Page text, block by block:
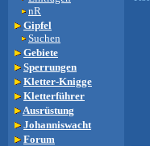
nR
Gipfel
Suchen
Gebiete
Sperrungen
Kletter-Knigge
Kletterführer
Ausrüstung
Johanniswacht
Forum